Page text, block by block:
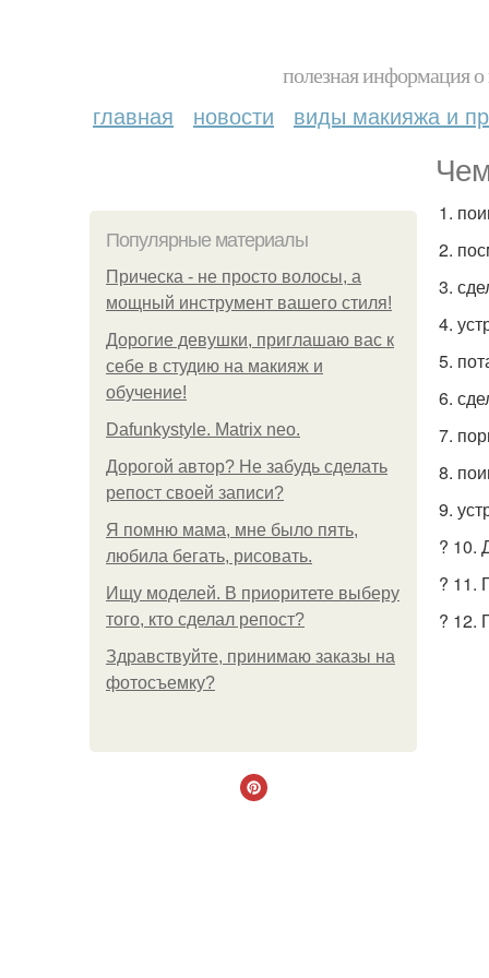
полезная информация
главная новости виды макияжа и
Популярные материалы
Прическа - не просто волосы, а
мощный инструмент вашего стиля!
Дорогие девушки, приглашаю вас к
себе в студию на макияж и
обучение!
Dafunkystyle. Matrix neo.
Дорогой автор? Не забудь сделать
репост своей записи?
Я помню мама, мне было пять,
любила бегать, рисовать.
Ищу моделей. В приоритете выберу
того, кто сделал репост?
Здравствуйте, принимаю заказы на
фотосъемку?
1.
2.
3.
4.
5.
6.
7.
8.
9.
? 10.
? 11.
? 12.